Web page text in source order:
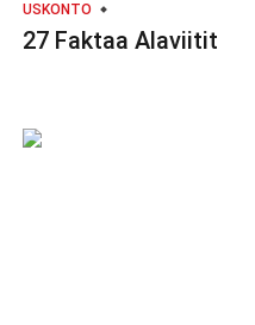
USKONTO
27 Faktaa Alaviitit